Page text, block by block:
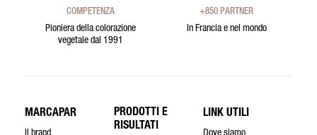
COMPETENZA
Pioniera della colorazione
vegetale dal 1991
+850 PARTNER
In Francia e nel mondo
MARCAPAR
PRODOTTI E
RISULTATI
LINK UTILI